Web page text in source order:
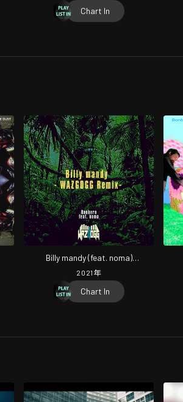
Chart In
Billy mandy (feat. noma)
[WAZGOGG Remix]
2021 年
Chart In